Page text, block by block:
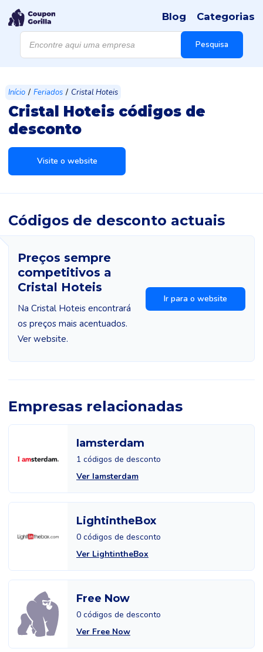
Products
search Pesquisa
Blog Categorias
Início / Feriados / Cristal Hoteis
Cristal Hoteis códigos de
desconto
Visite o website
Códigos de desconto actuais
Preços sempre
competitivos a
Cristal Hoteis
Na Cristal Hoteis encontrará
os preços mais acentuados.
Ver website.
Ir para o website
Empresas relacionadas
Iamsterdam
1 códigos de desconto
Ver Iamsterdam
LightintheBox
0 códigos de desconto
Ver LightintheBox
Free Now
0 códigos de desconto
Ver Free Now